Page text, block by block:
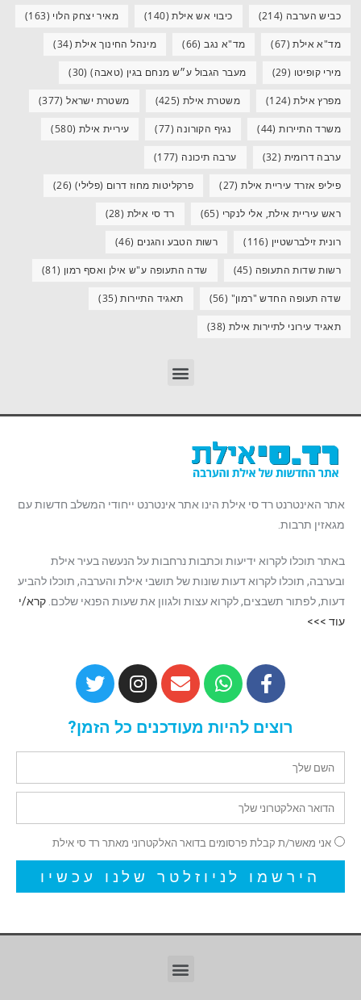
כביש הערבה (214) כיבוי אש אילת(140) מאיר יצחק הלוי (163)
מד"א אילת(67) מד"א נגב(66) מינהל החינוך אילת(34)
מירי קופיטו (29) מעבר הגבול ע״ש מנחם בגין (טאבה)(30)
מפרץ אילת(124) משטרת אילת (425) משטרת ישראל(377)
משרד התיירות(44) נגיף הקורונה (77) עיריית אילת (580)
ערבה דרומית (32) ערבה תיכונה (177)
פיליפ אזרד עיריית אילת(27) פרקליטות מחוז דרום (פלילי) (26)
ראש עיריית אילת, אלי לנקרי (65) רד סי אילת (28)
רונית זילברשטיין (116) רשות הטבע והגנים (46)
רשות שדות התעופה (45) שדה התעופה ע"ש אילן ואסף רמון (81)
שדה תעופה החדש "רמון" (56) תאגיד התיירות(35)
תאגיד עירוני לתיירות אילת (38)
אתר האינטרנט רד סי אילת הינו אתר אינטרנט ייחודי המשלב חדשות עם
מגאזין תרבות.
באתר תוכלו לקרוא ידיעות וכתבות נרחבות על הנעשה בעיר אילת
ובערבה, תוכלו לקרוא דעות שונות של תושבי אילת והערבה, תוכלו להביע
דעות, לפתור תשבצים, לקרוא עצות ולגוון את שעות הפנאי שלכם. קרא/י
עוד >>>
רוצים להיות מעודכנים כל הזמן?
אני מאשר/ת קבלת פרסומים בדואר האלקטרוני מאתר רד סי אילת
הירשמו לניוזלטר שלנו עכשיו